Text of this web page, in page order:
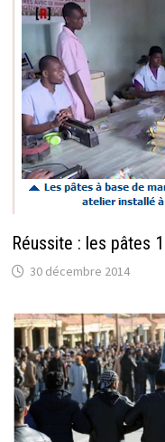
Réussite : les pâtes
30 décembre 2014